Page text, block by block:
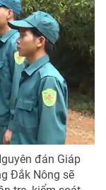
đán Giáp
Đắk Nông sẽ